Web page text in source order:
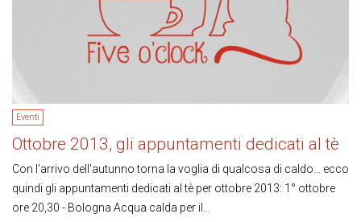
Eventi
Ottobre 2013, gli appuntamenti dedicati al tè
Con l'arrivo dell'autunno torna la voglia di qualcosa di caldo… ecco
quindi gli appuntamenti dedicati al tè per ottobre 2013: 1° ottobre
ore 20,30 - Bologna Acqua calda per il...